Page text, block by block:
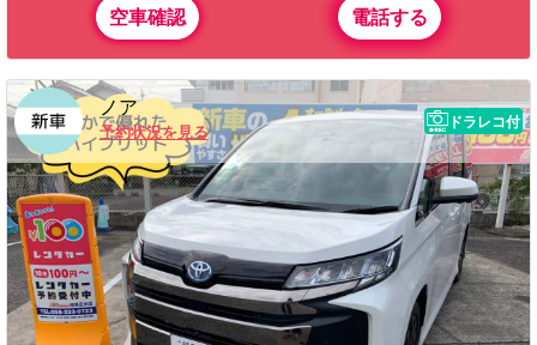
空車確認 電話する
ノア
予約状況を見る
ドラレコ付